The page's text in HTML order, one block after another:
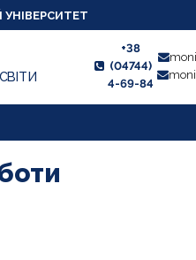
+38
(04744)
4-69-84